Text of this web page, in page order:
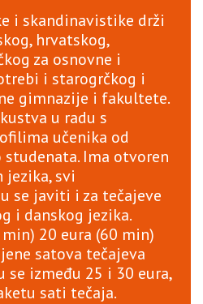
i skandinavistike drži
hrvatskog,
za osnovne i
i starogrčkog i
gimnazije i fakultete.
u radu s
učenika od
studenata. Ima otvoren
svi
se javiti i za tečajeve
i danskog jezika.
20 eura (60 min)
satova tečajeva
se između 25 i 30 eura,
sati tečaja.